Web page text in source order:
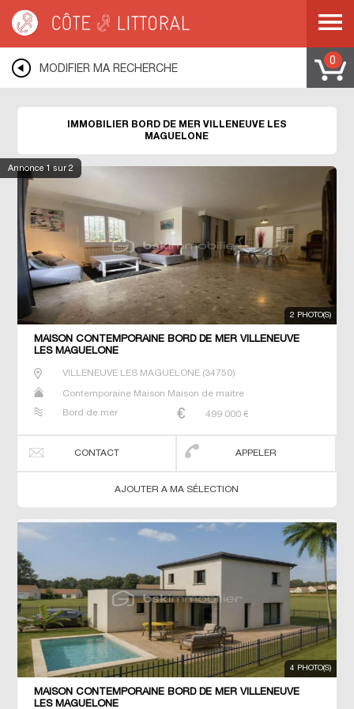
ROUSSILLON> HERAULT VILLENEUVE LES MAGUELONE
MODIFIER MA RECHERCHE
0
Annonce 1 sur 2
IMMOBILIER BORD DE MER VILLENEUVE LES
MAGUELONE
2 PHOTO(S)
MAISON CONTEMPORAINE BORD DE MER VILLENEUVE
LES MAGUELONE
VILLENEUVE LES MAGUELONE(34750)
Contemporaine Maison Maison de maitre
Bord de mer 499 000 €
CONTACT APPELER
AJOUTER A MA SÉLECTION
4 PHOTO(S)
MAISON CONTEMPORAINE BORD DE MER VILLENEUVE
LES MAGUELONE